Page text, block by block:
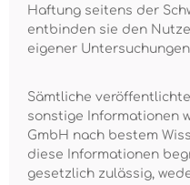
Haftung seitens der
entbinden sie den
eigener
Sämtliche
sonstige Informationen
GmbH nach bestem
diese Informationen
gesetzlich zulässig,